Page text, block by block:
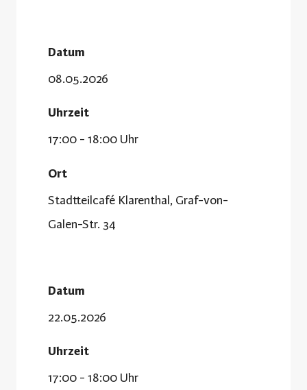
Datum
08.05.2026
Uhrzeit
17:00 - 18:00 Uhr
Ort
Stadtteilcafé Klarenthal, Graf-von-
Galen-Str. 34
Datum
22.05.2026
Uhrzeit
17:00 - 18:00 Uhr